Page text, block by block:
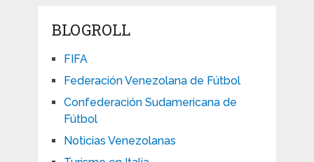
BLOGROLL
FIFA
Federación Venezolana de Fútbol
Confederación Sudamericana de
Fútbol
Noticias Venezolanas